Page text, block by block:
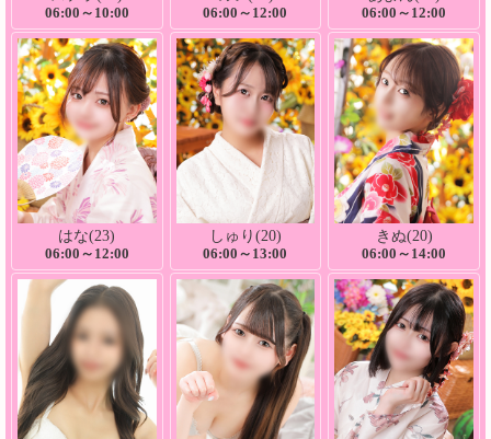
06:00～10:00 06:00～12:00 06:00～12:00
はな(23)
06:00～12:00
しゅり(20)
06:00～13:00
きぬ(20)
06:00～14:00